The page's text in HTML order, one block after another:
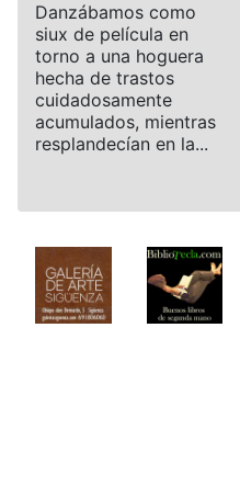
Danzábamos como
siux de película en
torno a una hoguera
hecha de trastos
cuidadosamente
acumulados, mientras
resplandecían en la...